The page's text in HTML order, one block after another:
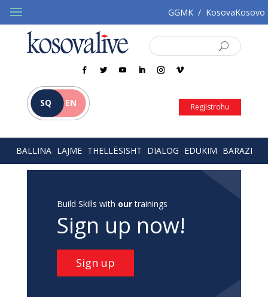
GGMK / KosovaKosovo
SQ EN Regjistrohu
BALLINA LAJME THELLËSISHT DIALOG EDUKIM BARAZI
Build Skills with ourtrainings
Sign up now!
Sign up